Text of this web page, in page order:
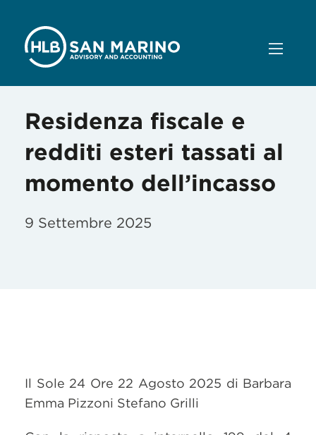
Residenza fiscale e
redditi esteri tassati al
momento dell’incasso
9 Settembre 2025
Il Sole 24 Ore 22 Agosto 2025 di Barbara
Emma Pizzoni Stefano Grilli